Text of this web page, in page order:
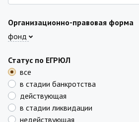
Организационно-правовая форма
фонд
Статус по ЕГРЮЛ
все
в стадии банкротства
действующая
в стадии ликвидации
недействующая